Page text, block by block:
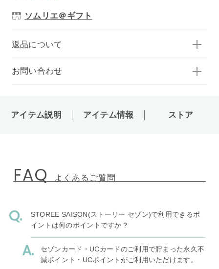
ソムリエ＠ギフト
返品について
お問い合わせ
アイテム説明 アイテム情報 ストア
FAQ よくあるご質問
STOREE SAISON(ストーリー セゾン)で利用できるポ
イントは何のポイントですか？
セゾンカード・UCカードのご利用で貯まった永久不
滅ポイント・UCポイントがご利用いただけます。